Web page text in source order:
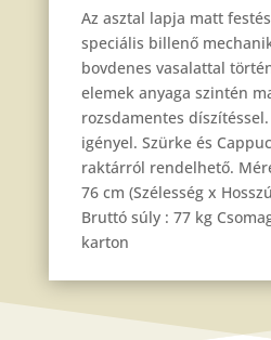
Az asztal lapja matt
speciális billenő
bovdenes vasalattal
elemek anyaga szintén
rozsdamentes
igényel. Szürke és
raktárról rendelhető.
76 cm (Szélesség x
Bruttó súly : 77 kg
karton